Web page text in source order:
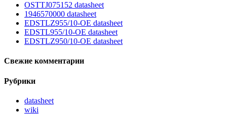
OSTTJ075152 datasheet
1946570000 datasheet
EDSTLZ955/10-OE datasheet
EDSTL955/10-OE datasheet
EDSTLZ950/10-OE datasheet
Свежие комментарии
Рубрики
datasheet
wiki